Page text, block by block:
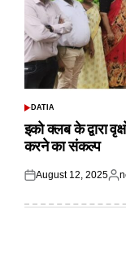
POSTED
DATIA
इको क्लब के द्वारा
करने का संकल्प
Posted
August 12, 2025